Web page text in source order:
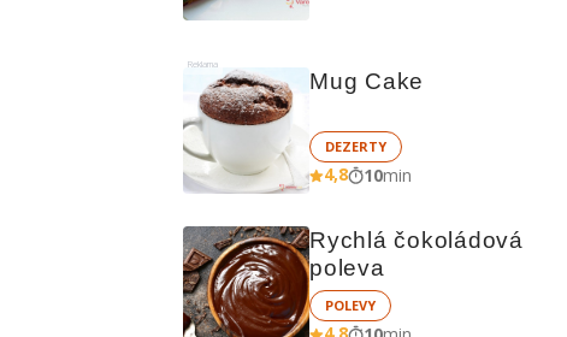
Reklama
Mug Cake
DEZERTY
4,8 10min
Rychlá čokoládová
poleva
POLEVY